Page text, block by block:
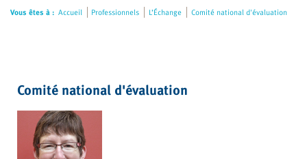
accessibility
Vous êtes à : Accueil Professionnels L’Échange Comité national d'évaluation
Comité national d'évaluation